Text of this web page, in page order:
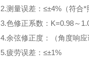
2.测量误差： ≤±4%（符合*
3.色修正系数： K=0.98～
4.余弦修正度： （角度响应
5.疲劳误差： ≤±1%